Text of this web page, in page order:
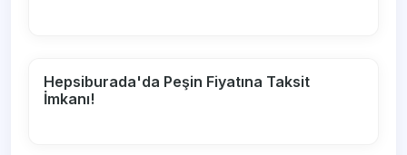
Hepsiburada'da Peşin Fiyatına Taksit
İmkanı!